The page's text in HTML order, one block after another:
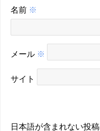
名前 ※
メール ※
サイト
日本語が含まれない投